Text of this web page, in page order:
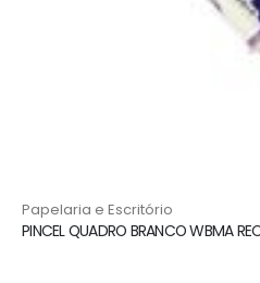
Papelaria e Escritório
PINCEL QUADRO BRANCO WBMA